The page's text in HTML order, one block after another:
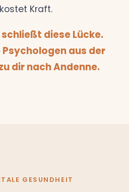
Kraft.
diese Lücke.
aus der
dir nach Andenne.
GESUNDHEIT